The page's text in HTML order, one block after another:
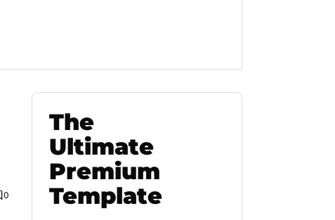
0
The
Ultimate
Premium
Template